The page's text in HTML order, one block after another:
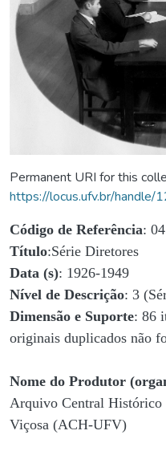
Permanent URI for this
https://locus.ufv.br/
Código de Referência:
Título:Série Diretores
Data (s): 1926-1949
Nível de Descrição: 3
Dimensão e Suporte: 86
originais duplicados não
Nome do Produtor
Arquivo Central Histórico
Viçosa (ACH-UFV)